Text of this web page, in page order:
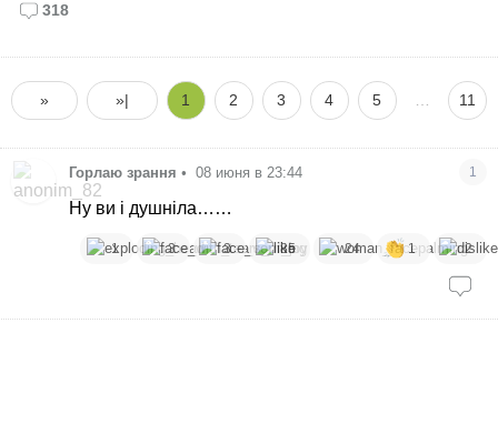
318
» »| 1 2 3 4 5 11
Горлаю зрання • 08 июня в 23:44 1
Ну ви і душніла……
1 3 3 85 24 1 2